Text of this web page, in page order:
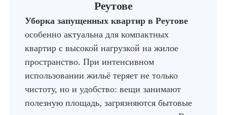
Реутове
Уборка запущенных квартир в Реутове
особенно актуальна для компактных
квартир с высокой нагрузкой на жилое
пространство. При интенсивном
использовании жильё теряет не только
чистоту, но и удобство: вещи занимают
полезную площадь, загрязняются бытовые